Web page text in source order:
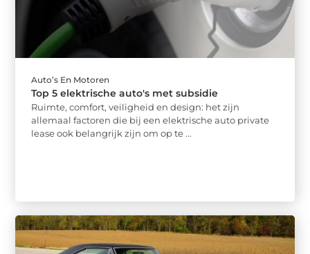
Auto’s En Motoren
Top 5 elektrische auto's met subsidie
Ruimte, comfort, veiligheid en design: het zijn
allemaal factoren die bij een elektrische auto private
lease ook belangrijk zijn om op te ...